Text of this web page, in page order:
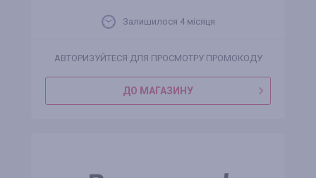
Залишилося 4 місяця
АВТОРИЗУЙТЕСЯ ДЛЯ ПРОСМОТРУ ПРОМОКОДУ
ДО МАГАЗИНУ